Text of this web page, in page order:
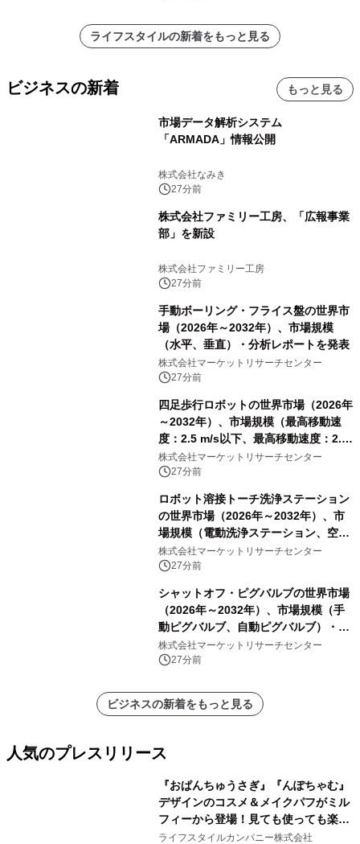
ライフスタイルの新着をもっと見る
ビジネスの新着 もっと見る
市場データ解析システム
「ARMADA」情報公開
株式会社なみき
27分前
株式会社ファミリー工房、「広報事業
部」を新設
株式会社ファミリー工房
27分前
手動ボーリング・フライス盤の世界市
場（2026年～2032年）、市場規模
（水平、垂直）・分析レポートを発表
株式会社マーケットリサーチセンター
27分前
四足歩行ロボットの世界市場（2026年
～2032年）、市場規模（最高移動速
度：2.5 m/s以下、最高移動速度：2.5
m/s超）・分析レポートを発表
株式会社マーケットリサーチセンター
27分前
ロボット溶接トーチ洗浄ステーション
の世界市場（2026年～2032年）、市
場規模（電動洗浄ステーション、空圧
洗浄ステーション）・分析レポートを
発表
株式会社マーケットリサーチセンター
27分前
シャットオフ・ピグバルブの世界市場
（2026年～2032年）、市場規模（手
動ピグバルブ、自動ピグバルブ）・分
析レポートを発表
株式会社マーケットリサーチセンター
27分前
ビジネスの新着をもっと見る
人気のプレスリリース
『おぱんちゅうさぎ』『んぽちゃむ』
デザインのコスメ＆メイクパフがミル
フィーから登場！見ても使っても楽し
い、ポップでキュートなコレクショ
ライフスタイルカンパニー株式会社